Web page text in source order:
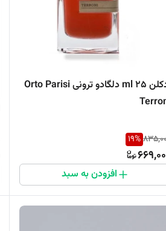
ادکلن 25 ml دلگادو ترونی Orto Parisi
19%
افزودن به سبد